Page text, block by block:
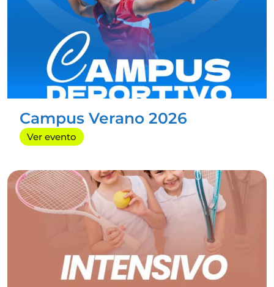
Radazul Sport Center /01/09/2023
¡Septiembre en Radazul Sport Center está lleno de
energía y deporte!
Septiembre: ¡Estamos de
vuelta con más fuerza
Destacadas
Campus Verano 2026
Ver evento